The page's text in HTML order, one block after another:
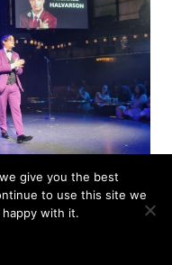
give you the best
to use this site we
with it.